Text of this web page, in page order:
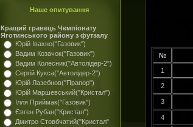
Наше опитування
Кращий гравець Чемпіонату
Яготинського району з футзалу
Юрій Івахно("Газовик")
Вадим Козачок("Газовик")
Вадим Колесник("Автолідер-2")
Сергій Кукса("Автолідер-2")
Юрій Лазебнов("Прапор")
Юрій Маршевський("Кристал")
Ілля Приймак("Газовик")
Євген Рубан("Кристал")
Дмитро Стовбчатий("Кристал"
№
1
2
3
4